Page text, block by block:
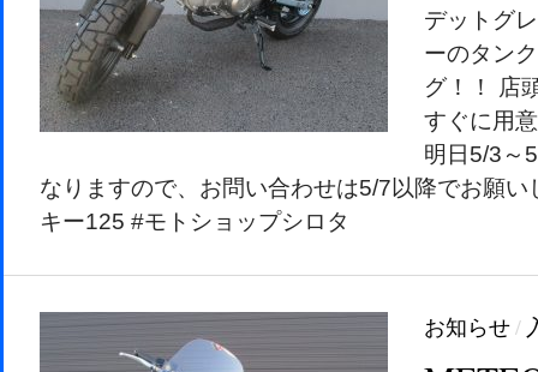
デットグ
ーのタン
グ！！ 店
すぐに用
明日5/3～
なりますので、お問い合わせは5/7以降でお願
キー125 #モトショップシロタ
お知らせ/